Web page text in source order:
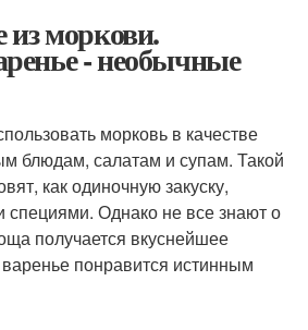
из моркови.
- необычные
морковь в качестве
блюдам, салатам и супам. Такой
как одиночную закуску,
Однако не все знают о
получается вкуснейшее
понравится истинным